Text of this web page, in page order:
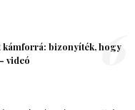
kámforrá: bizonyíték, hogy
videó
6